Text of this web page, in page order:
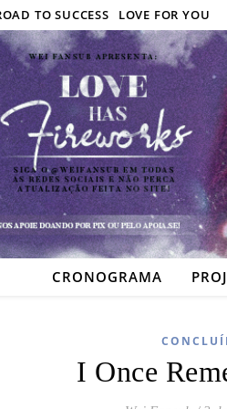
TO SUCCESS LOVE FOR YOU
CRONOGRAMA
I Once